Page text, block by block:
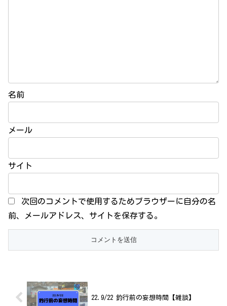
名前
メール
サイト
次回のコメントで使用するためブラウザーに自分の名
前、メールアドレス、サイトを保存する。
22.9/22 釣行前の妄想時間【雑談】